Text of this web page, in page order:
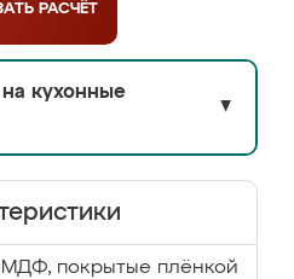
РАСЧЁТ
на кухонные
▼
МДФ, покрытые плёнкой